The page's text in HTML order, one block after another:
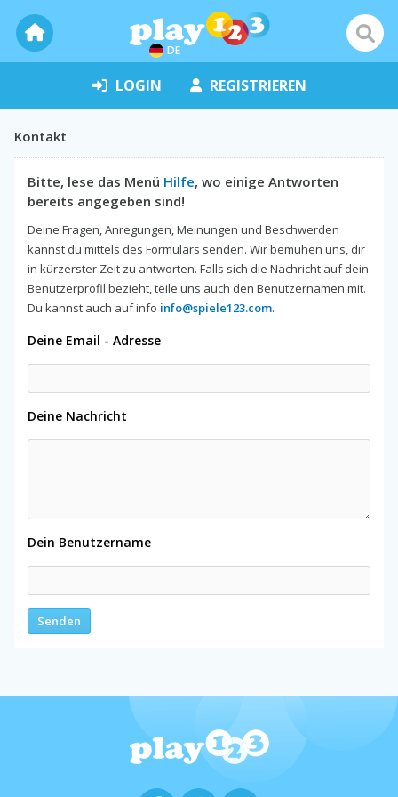
DE
LOGIN REGISTRIEREN
Kontakt
Bitte, lese das Menü Hilfe, wo einige Antworten
bereits angegeben sind!
Deine Fragen, Anregungen, Meinungen und Beschwerden
kannst du mittels des Formulars senden. Wir bemühen uns, dir
in kürzerster Zeit zu antworten. Falls sich die Nachricht auf dein
Benutzerprofil bezieht, teile uns auch den Benutzernamen mit.
Du kannst auch auf info info@spiele123.com.
Deine Email - Adresse
Deine Nachricht
Dein Benutzername
Senden